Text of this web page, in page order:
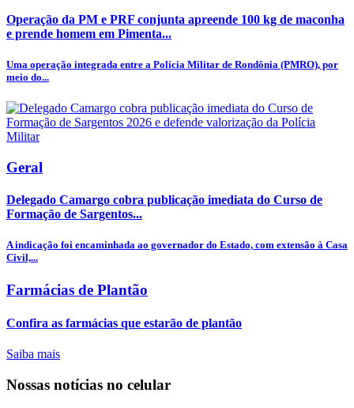
Operação da PM e PRF conjunta apreende 100 kg de maconha
e prende homem em Pimenta...
Uma operação integrada entre a Polícia Militar de Rondônia (PMRO), por
meio do...
Geral
Delegado Camargo cobra publicação imediata do Curso de
Formação de Sargentos...
A indicação foi encaminhada ao governador do Estado, com extensão à Casa
Civil,...
Farmácias de Plantão
Confira as farmácias que estarão de plantão
Saiba mais
Nossas notícias no celular